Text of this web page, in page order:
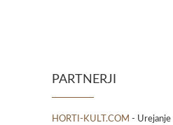
PARTNERJI
HORTI-KULT.COM -